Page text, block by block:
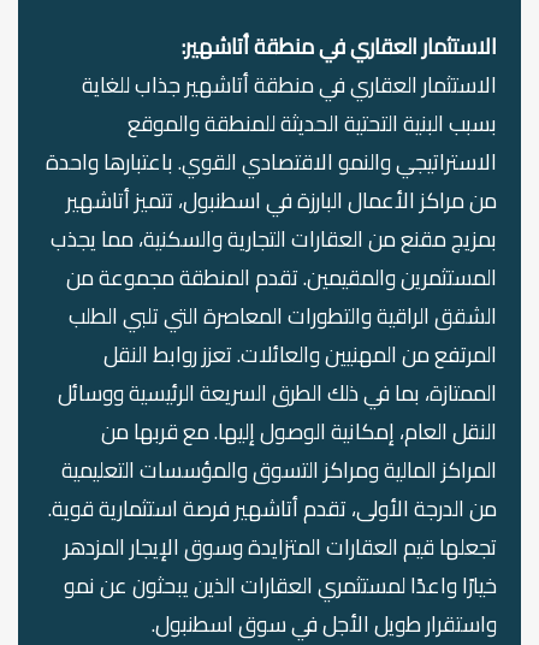
الاستثمار العقاري في منطقة أتاشهير:
الاستثمار العقاري في منطقة أتاشهير جذاب للغاية
بسبب البنية التحتية الحديثة للمنطقة والموقع
الاستراتيجي والنمو الاقتصادي القوي. باعتبارها واحدة
من مراكز الأعمال البارزة في اسطنبول، تتميز أتاشهير
بمزيج مقنع من العقارات التجارية والسكنية، مما يجذب
المستثمرين والمقيمين. تقدم المنطقة مجموعة من
الشقق الراقية والتطورات المعاصرة التي تلبي الطلب
المرتفع من المهنيين والعائلات. تعزز روابط النقل
الممتازة، بما في ذلك الطرق السريعة الرئيسية ووسائل
النقل العام، إمكانية الوصول إليها. مع قربها من
المراكز المالية ومراكز التسوق والمؤسسات التعليمية
من الدرجة الأولى، تقدم أتاشهير فرصة استثمارية قوية.
تجعلها قيم العقارات المتزايدة وسوق الإيجار المزدهر
خيارًا واعدًا لمستثمري العقارات الذين يبحثون عن نمو
واستقرار طويل الأجل في سوق اسطنبول.